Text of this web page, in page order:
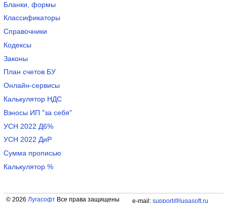
Бланки, формы
Классификаторы
Справочники
Кодексы
Законы
План счетов БУ
Онлайн-сервисы
Калькулятор НДС
Взносы ИП "за себя"
УСН 2022 Д6%
УСН 2022 ДиР
Сумма прописью
Калькулятор %
© 2026 ЛугасофтВсе права защищены e-mail: support@lugasoft.ru